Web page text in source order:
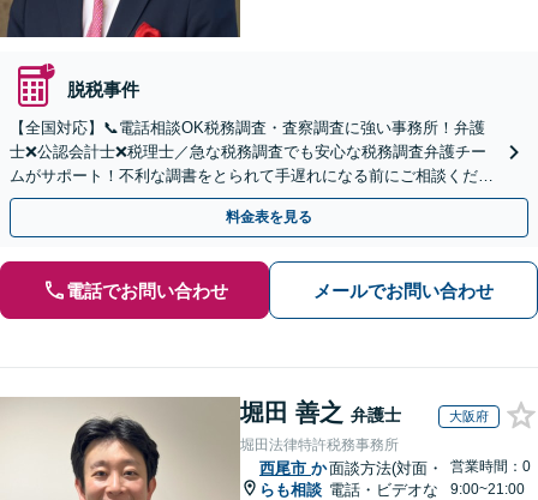
脱税事件
【全国対応】📞電話相談OK税務調査・査察調査に強い事務所！弁護
士❌公認会計士❌税理士／急な税務調査でも安心な税務調査弁護チー
ムがサポート！不利な調書をとられて手遅れになる前にご相談くださ
い。
料金表を見る
電話でお問い合わせ メールでお問い合わせ
堀田 善之 弁護士 大阪府
堀田法律特許税務事務所
西尾市 か
らも相談
面談方法(対面・
電話・ビデオな
営業時間：0
9:00~21:00